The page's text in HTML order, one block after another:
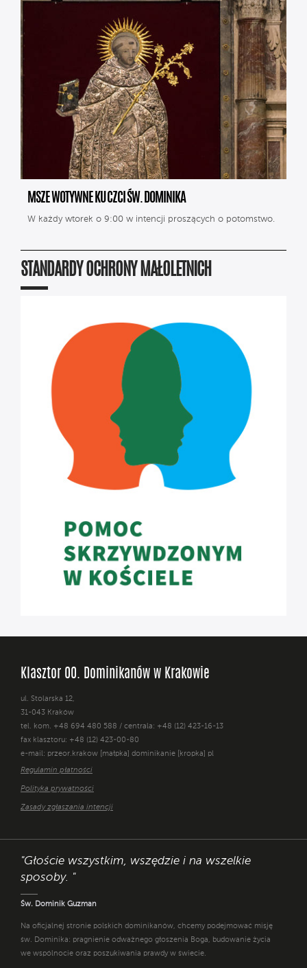
MSZE WOTYWNE KU CZCI ŚW. DOMINIKA
W każdy wtorek o 9:00 w intencji proszących o potomstwo.
STANDARDY OCHRONY MAŁOLETNICH
Klasztor OO. Dominikanów w Krakowie
ul. Stolarska 12,
31-043 Kraków
tel. kom. +48 694 480 588 / centrala: +48 (12) 423-16-13
fax klasztoru: +48 (12) 423-00-80
e-mail: przeor.krakow [małpka] dominikanie [kropka] pl
Regulamin płatności
Polityka prywatności
Zasady zgłaszania intencji
"Głoście wszystkim, wszędzie i na wszelkie
sposoby. "
Św. Dominik Guzman
Na oficjalnej stronie polskich dominikanów, chcemy podejmować misję
św. Dominika: pragnienie odważnego głoszenia Boga, budowanie życia
we wspólnocie oraz poszukiwania prawdy w świecie.